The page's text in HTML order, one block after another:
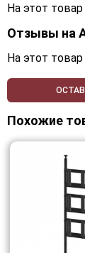
На этот
Отзывы на
На этот
Похожие